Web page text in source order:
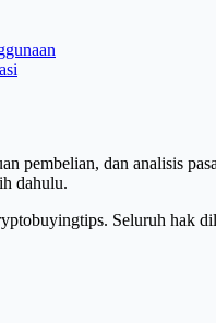
pembelian, dan analisis
dahulu.
Seluruh hak